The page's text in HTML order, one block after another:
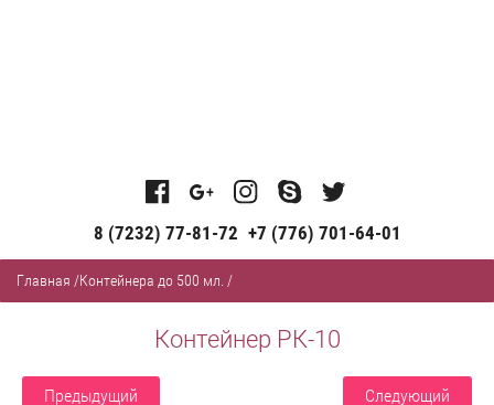
8 (7232) 77-81-72 +7 (776) 701-64-01
Главная /Контейнера до 500 мл. /
Контейнер РК-10
Предыдущий Следующий